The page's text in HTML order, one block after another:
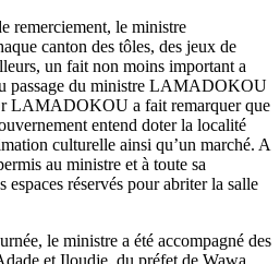
remerciement, le ministre
canton des tôles, des jeux de
un fait non moins important a
passage du ministre LAMADOKOU
LAMADOKOU a fait remarquer que
entend doter la localité
culturelle ainsi qu’un marché. A
au ministre et à toute sa
espaces réservés pour abriter la salle
le ministre a été accompagné des
et Iloudje, du préfet de Wawa